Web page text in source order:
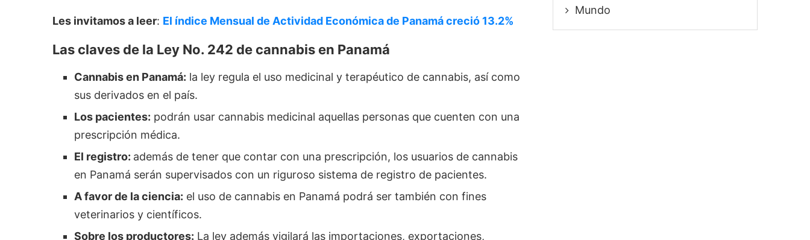
Les invitamos a leer: El índice Mensual de Actividad Económica de Panamá creció 13.2%
Las claves de la Ley No. 242 de cannabis en Panamá
Cannabis en Panamá: la ley regula el uso medicinal y terapéutico de cannabis, así como
sus derivados en el país.
Los pacientes: podrán usar cannabis medicinal aquellas personas que cuenten con una
prescripción médica.
El registro: además de tener que contar con una prescripción, los usuarios de cannabis
en Panamá serán supervisados ​con un riguroso sistema de registro de pacientes.
A favor de la ciencia: el uso de cannabis en Panamá podrá ser también con fines
veterinarios y científicos.
Sobre los productores: La ley además vigilará las importaciones, exportaciones,
Mundo